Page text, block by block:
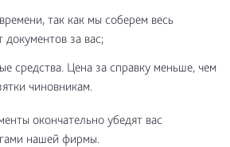
так как мы соберем весь
за вас;
средства. Цена за справку меньше, чем
чиновникам.
окончательно убедят вас
нашей фирмы.